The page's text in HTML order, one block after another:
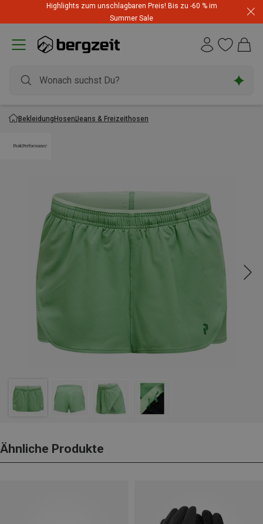
Highlights zum unschlagbaren Preis! Bis zu -60 % im
Summer Sale
BekleidungHosenJeans & Freizeithosen
Ähnliche Produkte